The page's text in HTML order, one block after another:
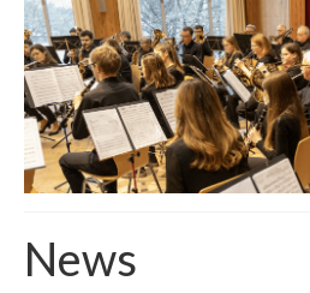
News
Mitspielen – mach doch bei
Blasorchester
Geschäftsführung
Geschichte
News